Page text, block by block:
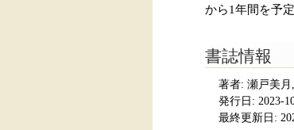
から1年間を予
書誌情報
著者: 瀬戸美
発行日: 2023-
最終更新日: